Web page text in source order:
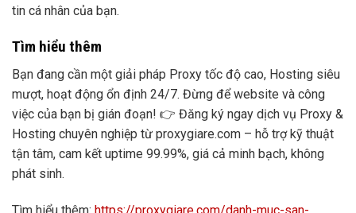
tin cá nhân của bạn.
Tìm hiểu thêm
Bạn đang cần một giải pháp Proxy tốc độ cao, Hosting siêu
mượt, hoạt động ổn định 24/7. Đừng để website và công
việc của bạn bị gián đoạn! 👉 Đăng ký ngay dịch vụ Proxy &
Hosting chuyên nghiệp từ proxygiare.com – hỗ trợ kỹ thuật
tận tâm, cam kết uptime 99.99%, giá cả minh bạch, không
phát sinh.
Tìm hiểu thêm: https://proxygiare.com/danh-muc-san-